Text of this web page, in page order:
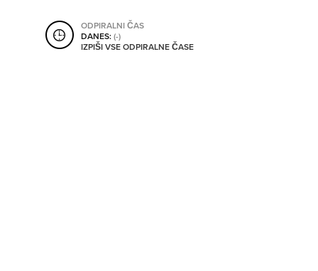
SO ODPRTA V
ODPIRALNI ČAS
DANES:(-)
IZPIŠI VSE ODPIRALNE ČASE